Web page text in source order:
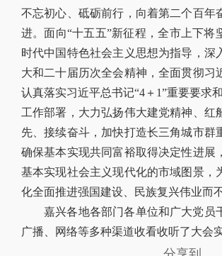
不忘初心、砥砺前行，向着第二个百年
进。面向“十五五”新征程，全市上下将
时代中国特色社会主义思想为指导，深
大和二十届历次全会精神，全面贯彻习
认真落实习近平总书记“4＋1”重要要求
工作部署，大力弘扬伟大建党精神、红
先、接续奋斗，加快打造长三角城市群
确保基本实现共同富裕取得决定性进展
基本实现社会主义现代化的市域图景，
化全面推进强国建设、民族复兴伟业而
嘉兴各地各部门各单位和广大党员
广播、网络等多种渠道收看收听了大会